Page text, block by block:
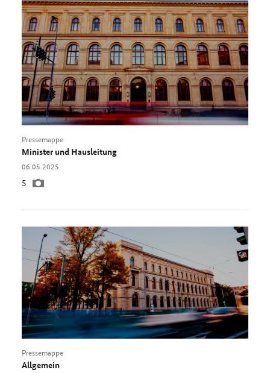
Pressemappe
Minister und Hausleitung
Datum:
06.05.2025
5 Anzahl
Pressemappe
Allgemein